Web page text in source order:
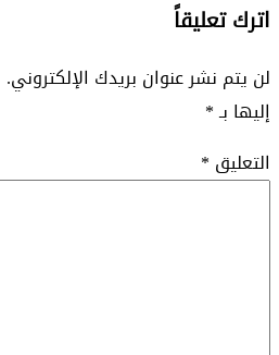
اترك تعليقاً
لن يتم نشر عنوان بريدك الإلكتروني.
إليها بـ*
التعليق *